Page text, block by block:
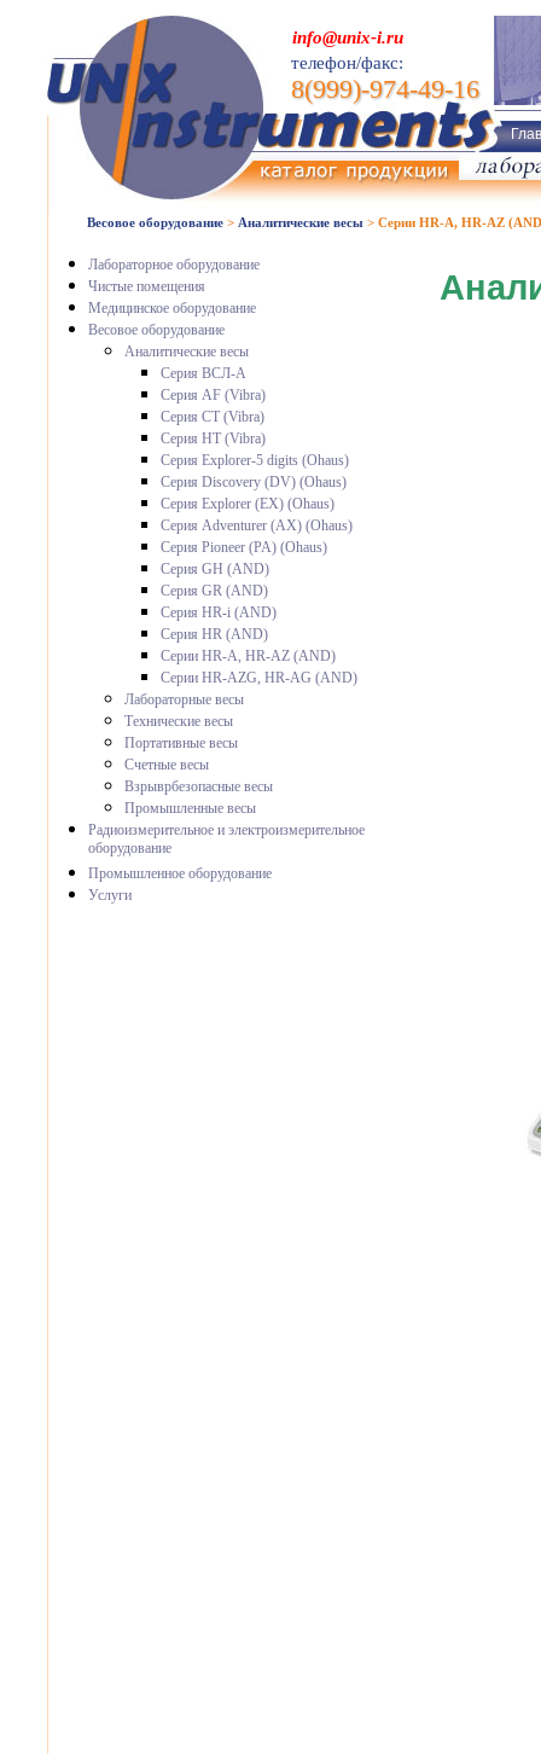
info@unix-i.ru
телефон/факс:
8(999)-974-49-16
Весовое оборудование > Аналитические весы > Серии HR-A, HR-AZ
Лабораторное оборудование
Чистые помещения
Медицинское оборудование
Весовое оборудование
Аналитические весы
Серия ВСЛ-А
Серия AF (Vibra)
Серия CT (Vibra)
Серия HT (Vibra)
Серия Explorer-5 digits (Ohaus)
Серия Discovery (DV) (Ohaus)
Серия Explorer (EX) (Ohaus)
Серия Adventurer (AX) (Ohaus)
Серия Pioneer (PA) (Ohaus)
Серия GH (AND)
Серия GR (AND)
Серия HR-i (AND)
Серия HR (AND)
Серии HR-A, HR-AZ (AND)
Серии HR-AZG, HR-AG (AND)
Лабораторные весы
Технические весы
Портативные весы
Счетные весы
Взрыврбезопасные весы
Промышленные весы
Радиоизмерительное и электроизмерительное
оборудование
Промышленное оборудование
Услуги